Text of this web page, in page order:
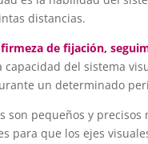
distancias.
de fijación,
capacidad del sistema
un determinado
son pequeños y precisos
para que los ejes